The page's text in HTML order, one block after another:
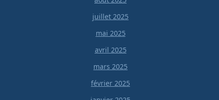
juillet 2025
mai 2025
avril 2025
mars 2025
février 2025